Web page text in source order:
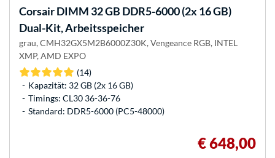
CorsairDIMM 32 GB DDR5-6000 (2x 16 GB)
Dual-Kit, Arbeitsspeicher
grau, CMH32GX5M2B6000Z30K, Vengeance RGB, INTEL
XMP, AMD EXPO
(14)
Kapazität: 32 GB (2x 16 GB)
Timings: CL30 36-36-76
Standard: DDR5-6000 (PC5-48000)
€ 648,00